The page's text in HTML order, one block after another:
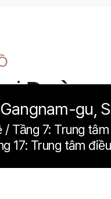
Đường
gu,
Tầng 7: Trung
17: Trung tâm